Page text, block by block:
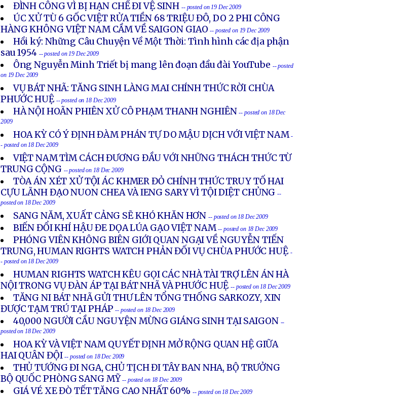
ĐÌNH CÔNG VÌ BỊ HẠN CHẾ ĐI VỆ SINH -- posted on 19 Dec 2009
ÚC XỬ TÙ 6 GỐC VIỆT RỬA TIỀN 68 TRIỆU ĐÔ, DO 2 PHI CÔNG
HÀNG KHÔNG VIỆT NAM CẦM VỀ SAIGON GIAO -- posted on 19 Dec 2009
Hồi ký: Những Câu Chuyện Về Một Thời: Tình hình các địa phận
sau 1954 -- posted on 19 Dec 2009
Ông Nguyễn Minh Triết bị mang lên đoạn đầu đài YouTube -- posted
on 19 Dec 2009
VỤ BÁT NHÃ: TĂNG SINH LÀNG MAI CHÍNH THỨC RỜI CHÙA
PHƯỚC HUỆ -- posted on 18 Dec 2009
HÀ NỘI HOÃN PHIÊN XỬ CÔ PHẠM THANH NGHIÊN -- posted on 18 Dec
2009
HOA KỲ CÓ Ý ĐỊNH ĐÀM PHÁN TỰ DO MẬU DỊCH VỚI VIỆT NAM -
- posted on 18 Dec 2009
VIỆT NAM TÌM CÁCH ĐƯƠNG ĐẦU VỚI NHỮNG THÁCH THỨC TỪ
TRUNG CỘNG -- posted on 18 Dec 2009
TÒA ÁN XÉT XỬ TỘI ÁC KHMER ĐỎ CHÍNH THỨC TRUY TỐ HAI
CỰU LÃNH ĐẠO NUON CHEA VÀ IENG SARY VÌ TỘI DIỆT CHỦNG --
posted on 18 Dec 2009
SANG NĂM, XUẤT CẢNG SẼ KHÓ KHĂN HƠN -- posted on 18 Dec 2009
BIẾN ĐỔI KHÍ HẬU ĐE DỌA LÚA GẠO VIỆT NAM -- posted on 18 Dec 2009
PHÓNG VIÊN KHÔNG BIÊN GIỚI QUAN NGẠI VỀ NGUYỄN TIẾN
TRUNG, HUMAN RIGHTS WATCH PHẢN ĐỐI VỤ CHÙA PHƯỚC HUỆ -
- posted on 18 Dec 2009
HUMAN RIGHTS WATCH KÊU GỌI CÁC NHÀ TÀI TRỢ LÊN ÁN HÀ
NỘI TRONG VỤ ĐÀN ÁP TẠI BÁT NHÃ VÀ PHƯỚC HUỆ -- posted on 18 Dec 2009
TĂNG NI BÁT NHÃ GỬI THƯ LÊN TỔNG THỐNG SARKOZY, XIN
ĐƯỢC TẠM TRÚ TẠI PHÁP -- posted on 18 Dec 2009
40,000 NGƯỜI CẦU NGUYỆN MỪNG GIÁNG SINH TẠI SAIGON --
posted on 18 Dec 2009
HOA KỲ VÀ VIỆT NAM QUYẾT ĐỊNH MỞ RỘNG QUAN HỆ GIỮA
HAI QUÂN ĐỘI -- posted on 18 Dec 2009
THỦ TƯỚNG ĐI NGA, CHỦ TỊCH ĐI TÂY BAN NHA, BỘ TRƯỞNG
BỘ QUỐC PHÒNG SANG MỸ -- posted on 18 Dec 2009
GIÁ VÉ XE ĐÒ TẾT TĂNG CAO NHẤT 60% -- posted on 18 Dec 2009